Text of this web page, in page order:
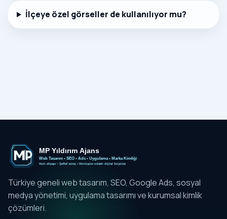
İlçeye özel görseller de kullanılıyor mu?
Türkiye geneli web tasarım, SEO, Google Ads, sosyal
medya yönetimi, uygulama tasarımı ve kurumsal kimlik
çözümleri.